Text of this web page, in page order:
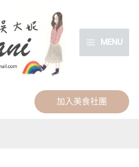
MENU
加入美食社團